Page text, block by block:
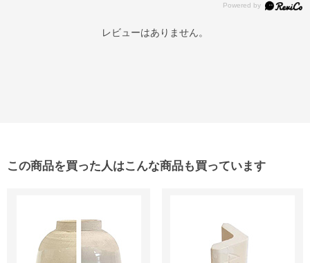
レビューはありません。
この商品を買った人はこんな商品も買っています